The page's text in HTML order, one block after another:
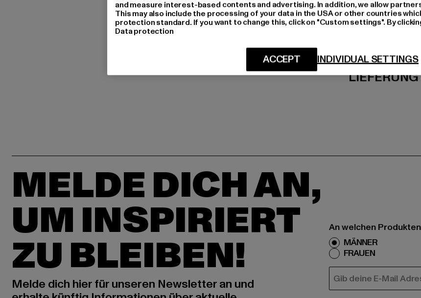
MELDE DICH AN,
UM INSPIRIERT
ZU BLEIBEN!
Melde dich hier für unseren Newsletter an und
An welchen
MÄNNER
FRAUEN
E-MAIL
and measure interest-based contents and advertising. In addition, we allow
This may also include the processing of your data in the USA or other countries
protection standard. If you want to change this, click on "Custom settings". By
Data protection
INDIVIDUAL SETTINGS
ACCEPT